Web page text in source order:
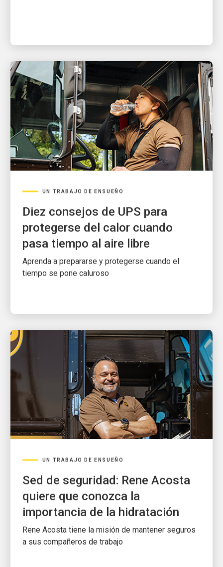
UN TRABAJO DE ENSUEÑO
Diez consejos de UPS para
protegerse del calor cuando
pasa tiempo al aire libre
Aprenda a prepararse y protegerse cuando el
tiempo se pone caluroso
UN TRABAJO DE ENSUEÑO
Sed de seguridad: Rene Acosta
quiere que conozca la
importancia de la hidratación
Rene Acosta tiene la misión de mantener seguros
a sus compañeros de trabajo